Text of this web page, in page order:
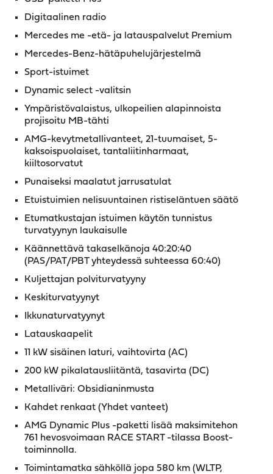
Digitaalinen radio
Mercedes me -etä- ja latauspalvelut Premium
Mercedes-Benz-hätäpuhelujärjestelmä
Sport-istuimet
Dynamic select -valitsin
Ympäristövalaistus, ulkopeilien alapinnoista
projisoitu MB-tähti
AMG-kevytmetallivanteet, 21-tuumaiset, 5-
kaksoispuolaiset, tantaliitinharmaat,
kiiltosorvatut
Punaiseksi maalatut jarrusatulat
Etuistuimien nelisuuntainen ristiseläntuen säätö
Etumatkustajan istuimen käytön tunnistus
turvatyynyn laukaisulle
Käännettävä takaselkänoja 40:20:40
(PAS/PAT/PBT yhteydessä suhteessa 60:40)
Kuljettajan polviturvatyyny
Keskiturvatyynyt
Ikkunaturvatyynyt
Latauskaapelit
11 kW sisäinen laturi, vaihtovirta (AC)
200 kW pikalatausliitäntä, tasavirta (DC)
Metalliväri: Obsidianinmusta
Kahdet renkaat (Yhdet vanteet)
AMG Dynamic Plus -paketti lisää maksimitehon
761 hevosvoimaan RACE START -tilassa Boost-
toiminnolla.
Toimintamatka sähköllä jopa 580 km (WLTP,